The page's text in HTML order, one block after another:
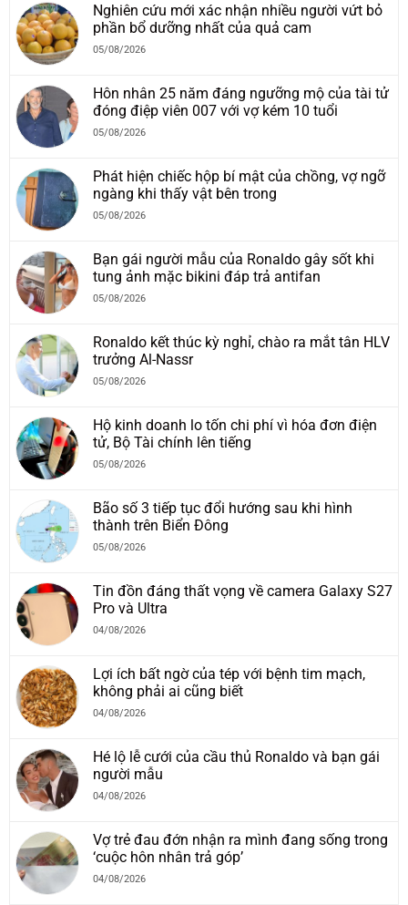
Nghiên cứu mới xác nhận nhiều người vứt bỏ
phần bổ dưỡng nhất của quả cam
05/08/2026
Hôn nhân 25 năm đáng ngưỡng mộ của tài tử
đóng điệp viên 007 với vợ kém 10 tuổi
05/08/2026
Phát hiện chiếc hộp bí mật của chồng, vợ ngỡ
ngàng khi thấy vật bên trong
05/08/2026
Bạn gái người mẫu của Ronaldo gây sốt khi
tung ảnh mặc bikini đáp trả antifan
05/08/2026
Ronaldo kết thúc kỳ nghỉ, chào ra mắt tân HLV
trưởng Al-Nassr
05/08/2026
Hộ kinh doanh lo tốn chi phí vì hóa đơn điện
tử, Bộ Tài chính lên tiếng
05/08/2026
Bão số 3 tiếp tục đổi hướng sau khi hình
thành trên Biển Đông
05/08/2026
Tin đồn đáng thất vọng về camera Galaxy S27
Pro và Ultra
04/08/2026
Lợi ích bất ngờ của tép với bệnh tim mạch,
không phải ai cũng biết
04/08/2026
Hé lộ lễ cưới của cầu thủ Ronaldo và bạn gái
người mẫu
04/08/2026
Vợ trẻ đau đớn nhận ra mình đang sống trong
‘cuộc hôn nhân trả góp’
04/08/2026